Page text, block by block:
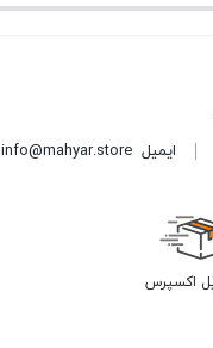
ایمیلinfo@mahyar.store
اکسپرس